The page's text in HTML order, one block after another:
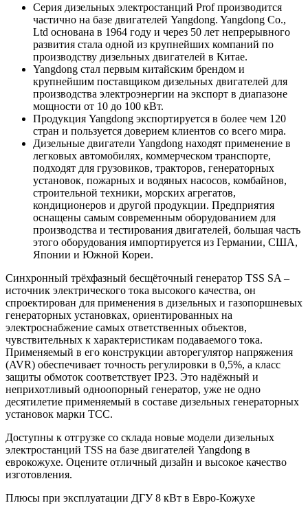
Серия дизельных электростанций Prof производится
частично на базе двигателей Yangdong. Yangdong Co.,
Ltd основана в 1964 году и через 50 лет непрерывного
развития стала одной из крупнейших компаний по
производству дизельных двигателей в Китае.
Yangdong стал первым китайским брендом и
крупнейшим поставщиком дизельных двигателей для
производства электроэнергии на экспорт в диапазоне
мощности от 10 до 100 кВт.
Продукция Yangdong экспортируется в более чем 120
стран и пользуется доверием клиентов со всего мира.
Дизельные двигатели Yangdong находят применение в
легковых автомобилях, коммерческом транспорте,
подходят для грузовиков, тракторов, генераторных
установок, пожарных и водяных насосов, комбайнов,
строительной техники, морских агрегатов,
кондиционеров и другой продукции. Предприятия
оснащены самым современным оборудованием для
производства и тестирования двигателей, большая часть
этого оборудования импортируется из Германии, США,
Японии и Южной Кореи.
Синхронный трёхфазный бесщёточный генератор TSS SA –
источник электрического тока высокого качества, он
спроектирован для применения в дизельных и газопоршневых
генераторных установках, ориентированных на
электроснабжение самых ответственных объектов,
чувствительных к характеристикам подаваемого тока.
Применяемый в его конструкции авторегулятор напряжения
(AVR) обеспечивает точность регулировки в 0,5%, а класс
защиты обмоток соответствует IP23. Это надёжный и
неприхотливый одноопорный генератор, уже не одно
десятилетие применяемый в составе дизельных генераторных
установок марки ТСС.
Доступны к отгрузке со склада новые модели дизельных
электростанций TSS на базе двигателей Yangdong в
еврокожухе. Оцените отличный дизайн и высокое качество
изготовления.
Плюсы при эксплуатации ДГУ 8 кВт в Евро-Кожухе